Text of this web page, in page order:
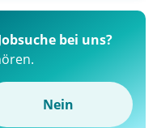
bei uns?
Nein